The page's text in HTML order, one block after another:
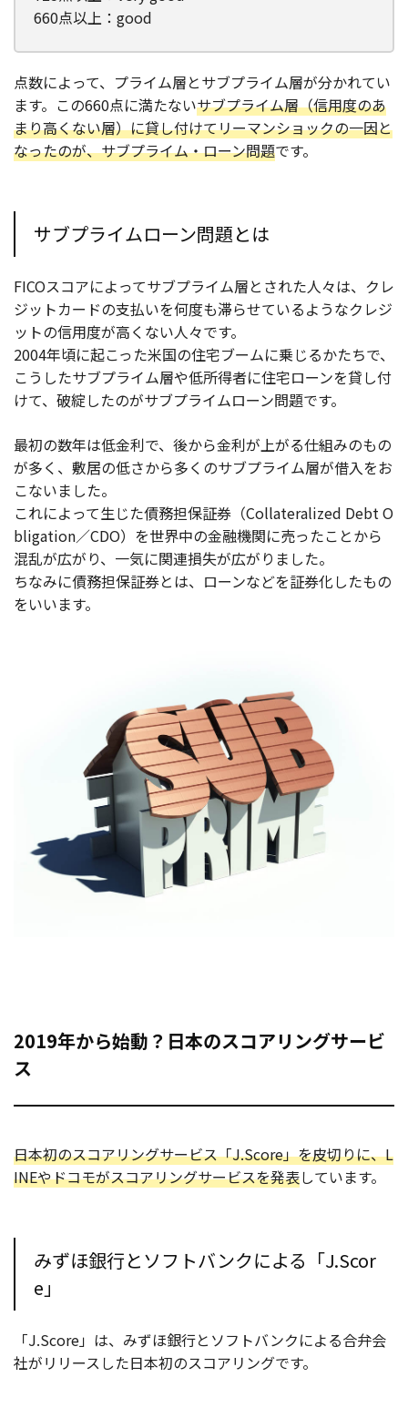
660点以上：good
点数によって、プライム層とサブプライム層が分かれてい
ます。この660点に満たないサブプライム層（信用度のあ
まり高くない層）に貸し付けてリーマンショックの一因と
なったのが、サブプライム・ローン問題です。
サブプライムローン問題とは
FICOスコアによってサブプライム層とされた人々は、クレ
ジットカードの支払いを何度も滞らせているようなクレジ
ットの信用度が高くない人々です。
2004年頃に起こった米国の住宅ブームに乗じるかたちで、
こうしたサブプライム層や低所得者に住宅ローンを貸し付
けて、破綻したのがサブプライムローン問題です。
最初の数年は低金利で、後から金利が上がる仕組みのもの
が多く、敷居の低さから多くのサブプライム層が借入をお
こないました。
これによって生じた債務担保証券（Collateralized Debt O
bligation／CDO）を世界中の金融機関に売ったことから
混乱が広がり、一気に関連損失が広がりました。
ちなみに債務担保証券とは、ローンなどを証券化したもの
をいいます。
2019年から始動？日本のスコアリングサービ
ス
日本初のスコアリングサービス「J.Score」を皮切りに、L
INEやドコモがスコアリングサービスを発表しています。
みずほ銀行とソフトバンクによる「J.Scor
e」
「J.Score」は、みずほ銀行とソフトバンクによる合弁会
社がリリースした日本初のスコアリングです。